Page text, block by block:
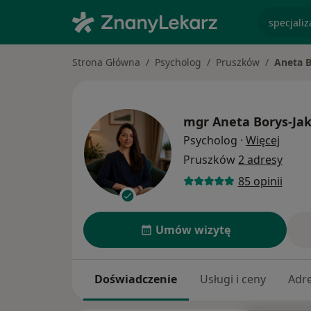
Strona Główna Psycholog Pruszków Aneta
mgr Aneta Borys-
Psycholog · Więcej
Pruszków2 adresy
85 opinii
Umów wizytę
Doświadczenie Usługi i ceny